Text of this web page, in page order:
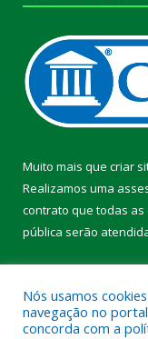
Muito mais que criar
Realizamos uma
contrato que todas as
pública serão
Nós usamos
navegação no
concorda com a